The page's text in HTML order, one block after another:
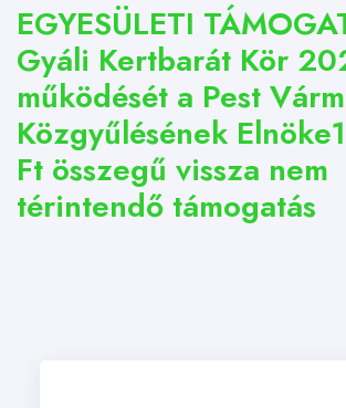
EGYESÜLETI
Gyáli Kertbarát Kör
működését a Pest
Közgyűlésének
Ft összegű vissza nem
térintendő támogatás